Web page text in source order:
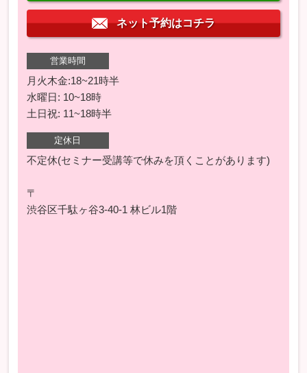
ネット予約はコチラ
営業時間
月火木金:18~21時半
水曜日: 10~18時
土日祝: 11~18時半
定休日
不定休(セミナー受講等で休みを頂くことがあります)
〒
渋谷区千駄ヶ谷3-40-1 林ビル1階